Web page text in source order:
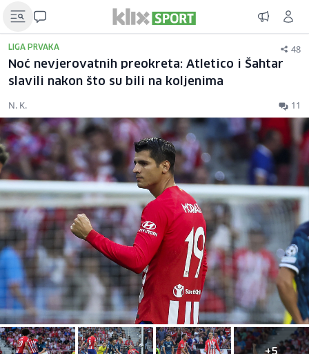
LIGA PRVAKA 48
Noć nevjerovatnih preokreta: Atletico i Šahtar
slavili nakon što su bili na koljenima
N. K. 11
+5